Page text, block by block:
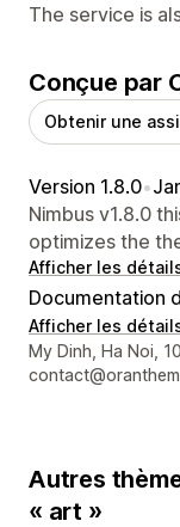
The service is
Conçue par
Obtenir une
Version 1.8.0•
Nimbus v1.8.0
optimizes the
Afficher les
Documentation
Afficher les
Coordonnées du
My Dinh, Ha Noi,
Autres
« art »